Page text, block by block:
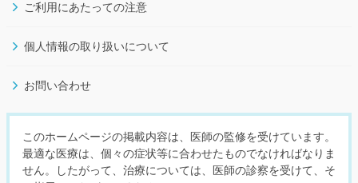
ご利用にあたっての注意
個人情報の取り扱いについて
お問い合わせ
このホームページの掲載内容は、医師の監修を受けています。
最適な医療は、個々の症状等に合わせたものでなければなりま
せん。したがって、治療については、医師の診察を受けて、そ